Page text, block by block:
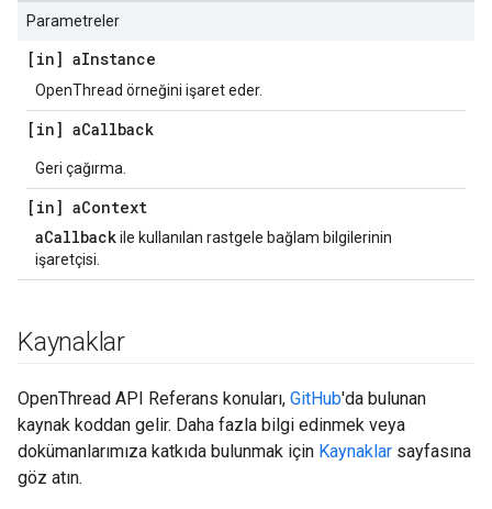
Parametreler
[in] aInstance
OpenThread örneğini işaret eder.
[in] aCallback
Geri çağırma.
[in] aContext
aCallbackile kullanılan rastgele bağlam bilgilerinin
işaretçisi.
Kaynaklar
OpenThread API Referans konuları, GitHub'da bulunan
kaynak koddan gelir. Daha fazla bilgi edinmek veya
dokümanlarımıza katkıda bulunmak için Kaynaklar sayfasına
göz atın.